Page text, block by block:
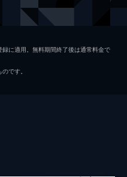
に適用。無料期間終了後は通常料金で
です。